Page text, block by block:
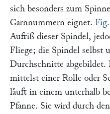
sich besonders zum
Garnnummern eignet.
Aufriß dieser Spindel,
Fliege; die Spindel selbst
Durchschnitte abgebildet.
mittelst einer Rolle oder
laͤuft in einem unterhalb
Pfanne. Sie wird durch